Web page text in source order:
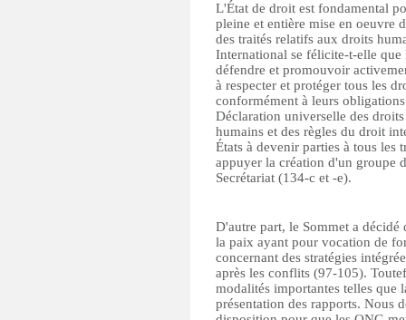
L'État de droit est fondamental
pleine et entière mise en oeuvre
des traités relatifs aux droits
International se félicite-t-elle que
défendre et promouvoir
à respecter et protéger tous les
conformément à leurs
Déclaration universelle des
humains et des règles du droit
États à devenir parties à tous les
appuyer la création d'un groupe
Secrétariat (134-c et -e).
D'autre part, le Sommet a
la paix ayant pour vocation de
concernant des stratégies
après les conflits (97-105).
modalités importantes telles que
présentation des rapports. Nous